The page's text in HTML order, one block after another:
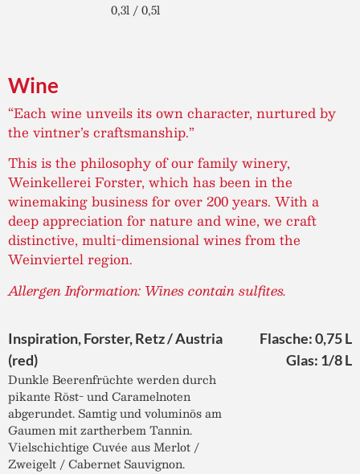
0,3l / 0,5l
Wine
“Each wine unveils its own character, nurtured by
the vintner’s craftsmanship.”
This is the philosophy of our family winery,
Weinkellerei Forster, which has been in the
winemaking business for over 200 years. With a
deep appreciation for nature and wine, we craft
distinctive, multi-dimensional wines from the
Weinviertel region.
Allergen Information: Wines contain sulfites.
Inspiration, Forster, Retz / Austria
(red)
Dunkle Beerenfrüchte werden durch
pikante Röst- und Caramelnoten
abgerundet. Samtig und voluminös am
Gaumen mit zartherbem Tannin.
Vielschichtige Cuvée aus Merlot /
Zweigelt / Cabernet Sauvignon.
Flasche: 0,75 L
Glas: 1/8 L